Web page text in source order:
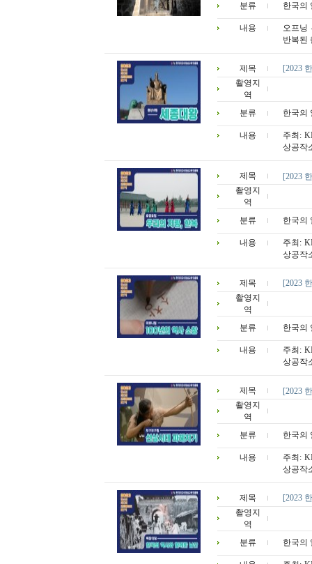
분류 한국의
내용
오프닝
반복된
제목
[2023
촬영지
역
분류
한국의
내용
주최:
상공작
제목
[2023
촬영지
역
분류
한국의
내용
주최:
상공작
제목
[2023
촬영지
역
분류
한국의
내용
주최:
상공작
제목
[2023
촬영지
역
분류
한국의
내용
주최:
상공작
제목
[2023
촬영지
역
분류
한국의